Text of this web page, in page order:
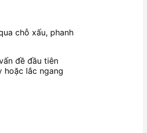
chỗ xấu, phanh
đề đầu tiên
hoặc lắc ngang